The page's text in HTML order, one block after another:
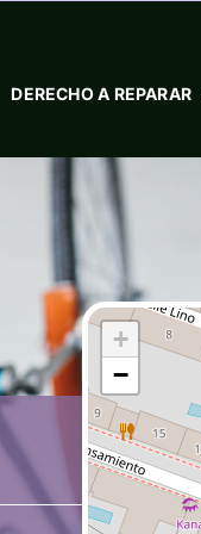
DERECHO A REPARAR
+
−